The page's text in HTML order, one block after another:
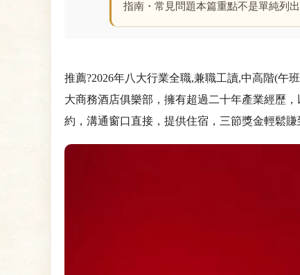
指南・常見問題本篇重點不是單純列
推薦?2026年八大行業全職,兼職工讀,中高階(午
大商務酒店俱樂部，擁有超過二十年產業經歷
約，溝通窗口直接，提供住宿，三節獎金輕鬆